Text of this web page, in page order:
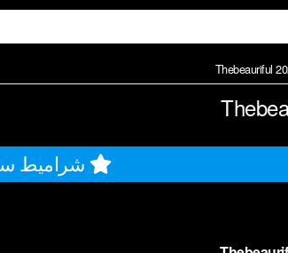
Thebeauriful
شراميط